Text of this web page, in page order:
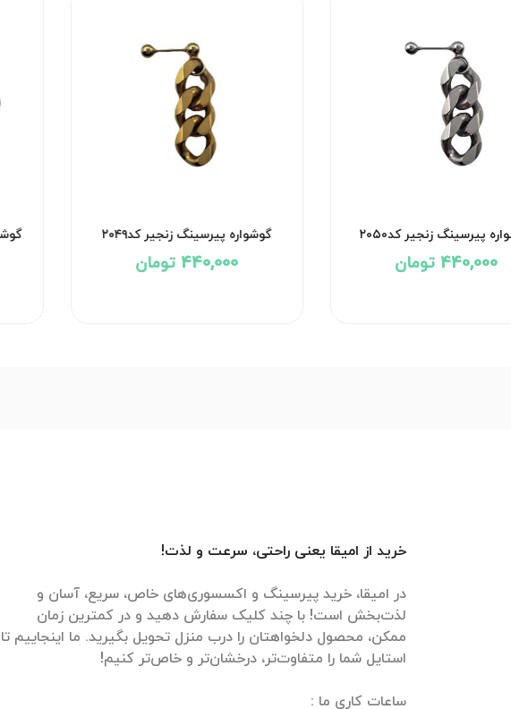
پیرسینگ ناف فلفل کد۳۱۱۴
740,000 تومان
گوشواره پیرسینگ زنجیر کد۲۰۵۰
440,000 تومان
خرید از امیقا یعنی راحتی، سرعت و لذت!
در امیقا، خرید پیرسینگ و اکسسوری‌های خاص، سریع، آسان و
لذت‌بخش است! با چند کلیک سفارش دهید و در کمترین زمان
ممکن، محصول دلخواهتان را درب منزل تحویل بگیرید. ما اینجاییم تا